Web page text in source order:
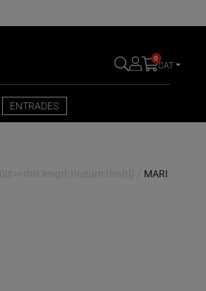
0
CAT
ENTRADES
ENTRADES
this[t]} / MARI